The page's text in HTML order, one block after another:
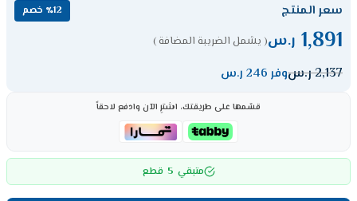
سعر المنتج ٪12 خصم
1,891 ر.س( يشمل الضريبة المضافة )
2,137ر.سوفر 246 ر.س
قسّمها على طريقتك، اشترِ الآن وادفع لاحقاً
متبقي 5 قطع